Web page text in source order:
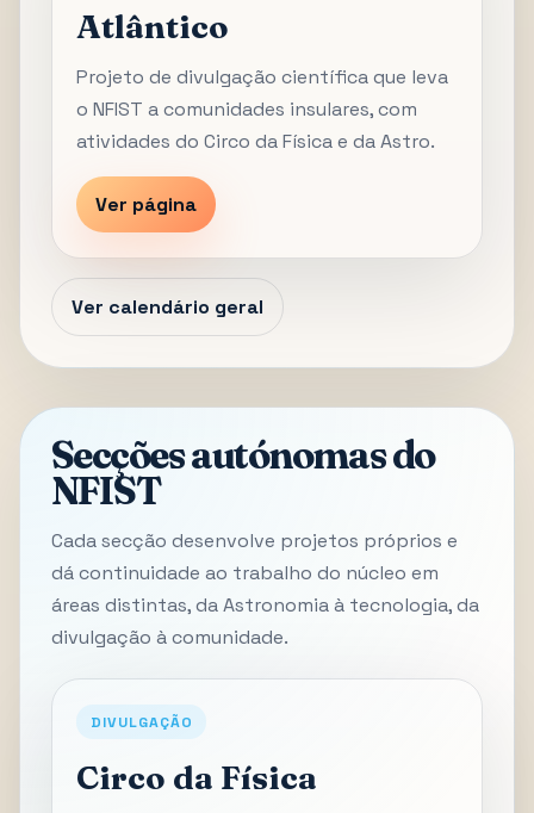
Atlântico
Projeto de divulgação científica que leva
o NFIST a comunidades insulares, com
atividades do Circo da Física e da Astro.
Ver página
Ver calendário geral
Secções autónomas do
NFIST
Cada secção desenvolve projetos próprios e
dá continuidade ao trabalho do núcleo em
áreas distintas, da Astronomia à tecnologia, da
divulgação à comunidade.
DIVULGAÇÃO
Circo da Física